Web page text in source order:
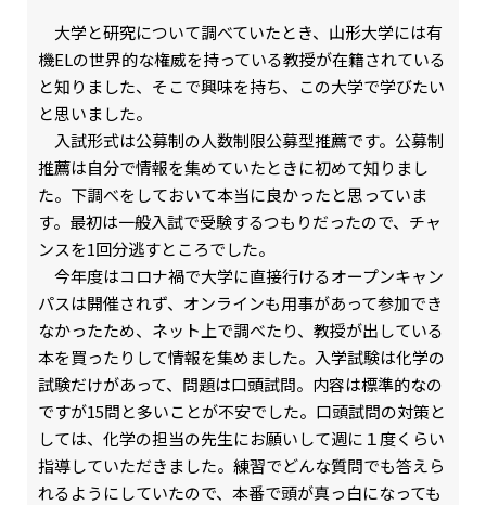
大学と研究について調べていたとき、山形大学には有
機ELの世界的な権威を持っている教授が在籍されている
と知りました、そこで興味を持ち、この大学で学びたい
と思いました。
入試形式は公募制の人数制限公募型推薦です。公募制
推薦は自分で情報を集めていたときに初めて知りまし
た。下調べをしておいて本当に良かったと思っていま
す。最初は一般入試で受験するつもりだったので、チャ
ンスを1回分逃すところでした。
今年度はコロナ禍で大学に直接行けるオープンキャン
パスは開催されず、オンラインも用事があって参加でき
なかったため、ネット上で調べたり、教授が出している
本を買ったりして情報を集めました。入学試験は化学の
試験だけがあって、問題は口頭試問。内容は標準的なの
ですが15問と多いことが不安でした。口頭試問の対策と
しては、化学の担当の先生にお願いして週に１度くらい
指導していただきました。練習でどんな質問でも答えら
れるようにしていたので、本番で頭が真っ白になっても